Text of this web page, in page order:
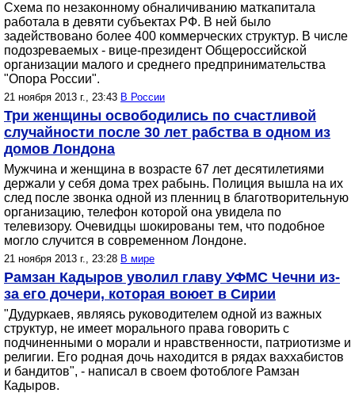
Схема по незаконному обналичиванию маткапитала
работала в девяти субъектах РФ. В ней было
задействовано более 400 коммерческих структур. В числе
подозреваемых - вице-президент Общероссийской
организации малого и среднего предпринимательства
"Опора России".
21 ноября 2013 г., 23:43 В России
Три женщины освободились по счастливой
случайности после 30 лет рабства в одном из
домов Лондона
Мужчина и женщина в возрасте 67 лет десятилетиями
держали у себя дома трех рабынь. Полиция вышла на их
след после звонка одной из пленниц в благотворительную
организацию, телефон которой она увидела по
телевизору. Очевидцы шокированы тем, что подобное
могло случится в современном Лондоне.
21 ноября 2013 г., 23:28 В мире
Рамзан Кадыров уволил главу УФМС Чечни из-
за его дочери, которая воюет в Сирии
"Дудуркаев, являясь руководителем одной из важных
структур, не имеет морального права говорить с
подчиненными о морали и нравственности, патриотизме и
религии. Его родная дочь находится в рядах ваххабистов
и бандитов", - написал в своем фотоблоге Рамзан
Кадыров.